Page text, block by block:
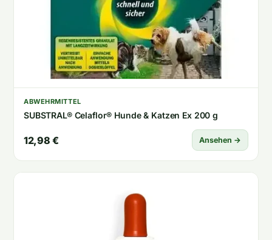
ABWEHRMITTEL
SUBSTRAL® Celaflor® Hunde & Katzen Ex 200 g
12,98 € Ansehen →